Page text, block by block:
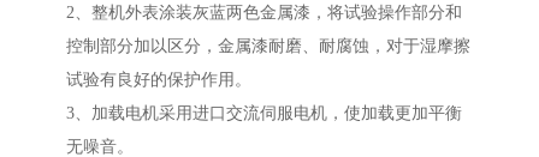
2、整机外表涂装灰蓝两色金属漆，将试验操作部分和
控制部分加以区分，金属漆耐磨、耐腐蚀，对于湿摩擦
试验有良好的保护作用。
3、加载电机采用进口交流伺服电机，使加载更加平衡
无噪音。